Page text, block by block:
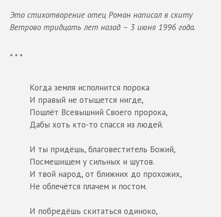
Это стихотворение отец Роман написал в скиту
Ветрово тридцать лет назад – 3 июня 1996 года.
* * *
Когда земля исполнится порока
И правый не отыщется нигде,
Пошлёт Всевышний Своего пророка,
Дабы хоть кто-то спасся из людей.
И ты придёшь, благовеститель Божий,
Посмешищем у сильных и шутов.
И твой народ, от ближних до прохожих,
Не облечётся плачем и постом.
И побредёшь скитаться одиноко,